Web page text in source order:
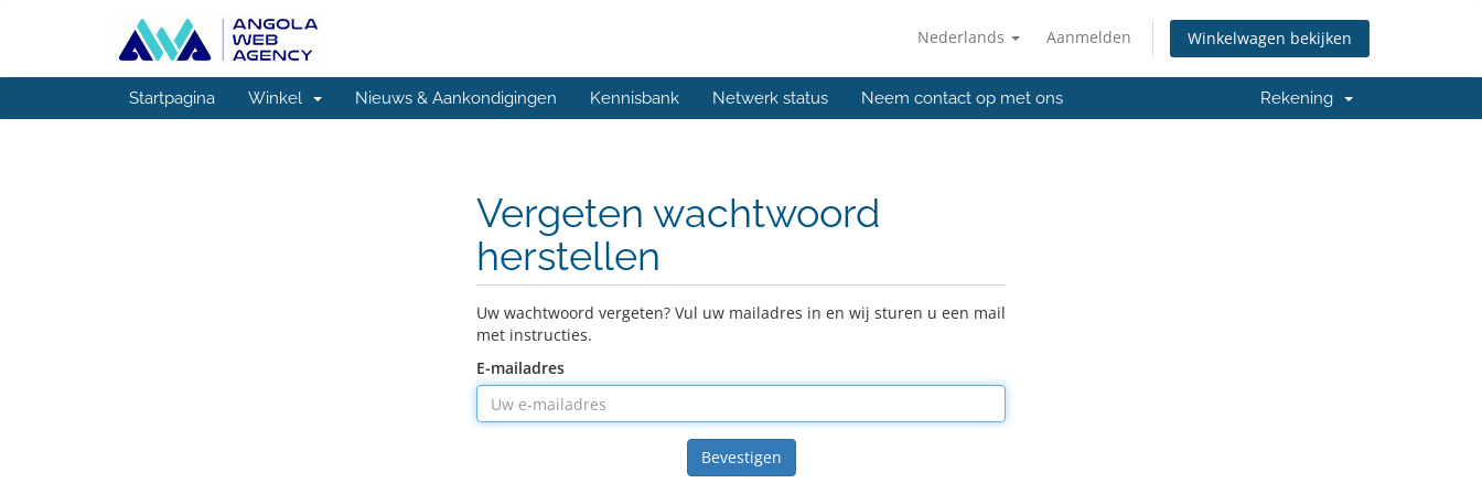
Nederlands Aanmelden Winkelwagen bekijken
Startpagina Winkel Nieuws & Aankondigingen Kennisbank Netwerk status Neem contact op met ons Rekening
Vergeten wachtwoord
herstellen
Uw wachtwoord vergeten? Vul uw mailadres in en wij sturen u een mail
met instructies.
E-mailadres
Bevestigen